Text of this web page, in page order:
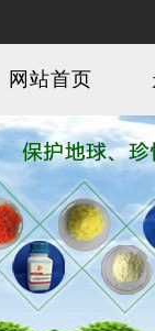
网站首页